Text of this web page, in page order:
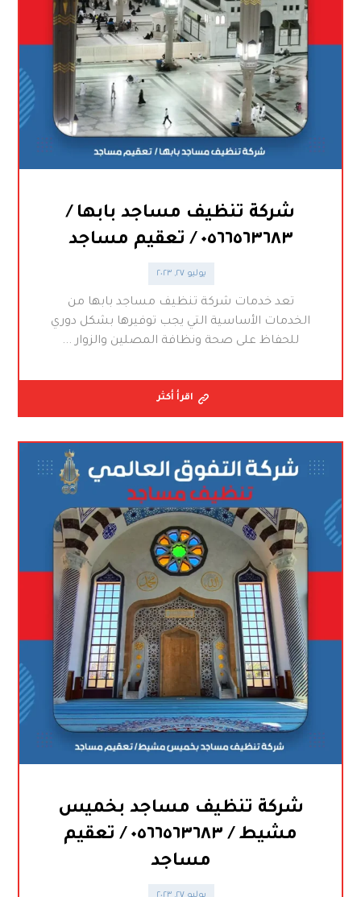
شركة تنظيف مساجد بابها /
٠٥٦٦٥٦٣٦٨٣ / تعقيم مساجد
يوليو ٢٧, ٢٠٢٣
تعد خدمات شركة تنظيف مساجد بابها من
الخدمات الأساسية التي يجب توفيرها بشكل دوري
للحفاظ على صحة ونظافة المصلين والزوار ...
اقرأ أكثر
شركة تنظيف مساجد بخميس
مشيط / ٠٥٦٦٥٦٣٦٨٣ / تعقيم
مساجد